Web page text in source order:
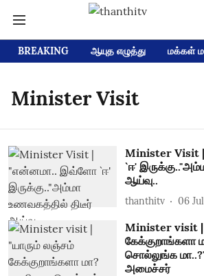
BREAKING ஆயுத எழுத்து மக்கள்
Minister Visit
Minister
`ஈ'
ஆய்வு..
thanthitv 06
Minister visit |
கேக்குறாங்களா
சொல்லுங்க
அமைச்சர்